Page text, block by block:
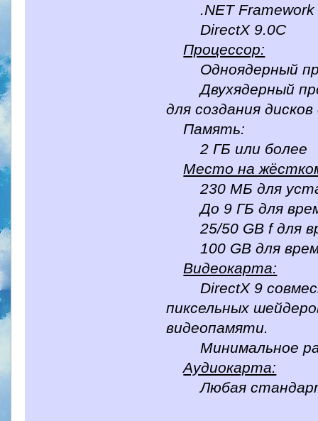
.NET Framework
DirectX 9.0C
Процессор:
Одноядерный
Двухядерный
для создания
Память:
2 ГБ или более
Место на
230 МБ для
До 9 ГБ для
25/50 GB f для
100 GB для
Видеокарта:
DirectX 9
пиксельных
видеопамяти.
Минимальное
Аудиокарта:
Любая